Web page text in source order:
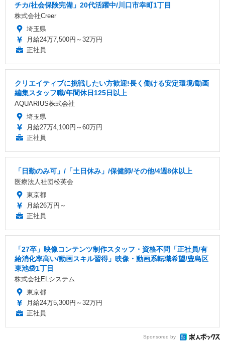
チカ/社会保険完備」20代活躍中/川口市幸町1丁目
株式会社Creer
埼玉県
月給24万7,500円～32万円
正社員
クリエイティブに挑戦したい方歓迎!長く働ける安定環境/動画
編集スタッフ職/年間休日125日以上
AQUARIUS株式会社
埼玉県
月給27万4,100円～60万円
正社員
「日勤のみ可」/「土日休み」/保健師/その他/4週8休以上
医療法人社団松英会
東京都
月給26万円～
正社員
「27卒」映像コンテンツ制作スタッフ・資格不問「正社員/有
給消化率高い/動画スキル習得」映像・動画系転職希望/豊島区
東池袋1丁目
株式会社ELシステム
東京都
月給24万5,300円～32万円
正社員
Sponsored by